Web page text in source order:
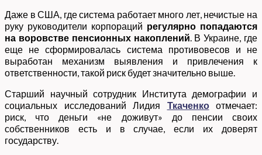
Даже в США, где система работает много лет, нечистые на
руку руководители корпораций регулярно попадаются
на воровстве пенсионных накоплений. В Украине, где
еще не сформировалась система противовесов и не
выработан механизм выявления и привлечения к
ответственности, такой риск будет значительно выше.
Старший научный сотрудник Института демографии и
социальных исследований Лидия Ткаченкоотмечает:
риск, что деньги «не доживут» до пенсии своих
собственников есть и в случае, если их доверят
государству.